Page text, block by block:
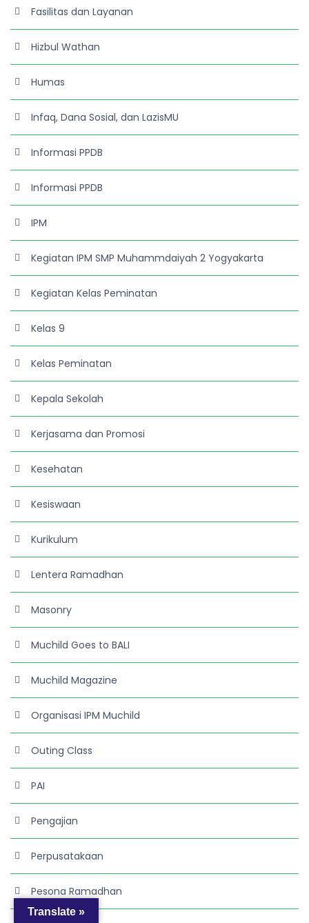
Fasilitas dan Layanan
Hizbul Wathan
Humas
Infaq, Dana Sosial, dan LazisMU
Informasi PPDB
Informasi PPDB
IPM
Kegiatan IPM SMP Muhammdaiyah 2 Yogyakarta
Kegiatan Kelas Peminatan
Kelas 9
Kelas Peminatan
Kepala Sekolah
Kerjasama dan Promosi
Kesehatan
Kesiswaan
Kurikulum
Lentera Ramadhan
Masonry
Muchild Goes to BALI
Muchild Magazine
Organisasi IPM Muchild
Outing Class
PAI
Pengajian
Perpusatakaan
Pesona Ramadhan
Translate »